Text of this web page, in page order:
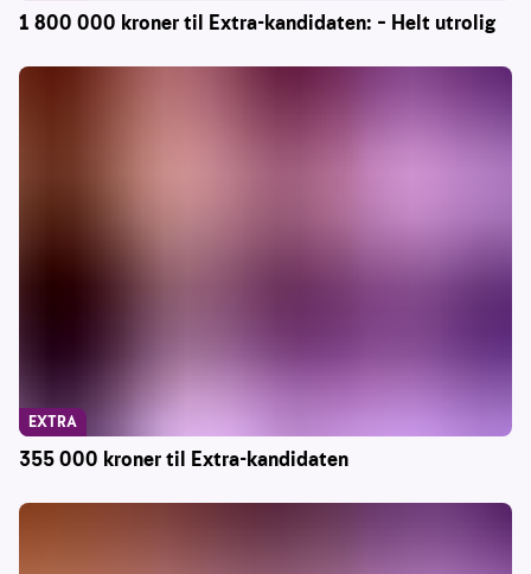
1 800 000 kroner til Extra-kandidaten: – Helt utrolig
355 000 kroner til Extra-kandidaten
EXTRA